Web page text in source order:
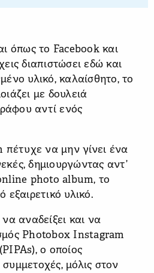
όπως το Facebook και
διαπιστώσει εδώ και
υλικό, καλαίσθητο, το
με δουλειά
αντί ενός
να μην γίνει ένα
δημιουργώντας αντ’
photo album, το
εξαιρετικό υλικό.
αναδείξει και να
Photobox Instagram
ο οποίος
μόλις στον